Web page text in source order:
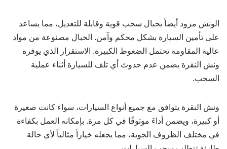
الونش مزود أيضاً بحبال سحب قوية وقابلة للتعديل، مما يساعد
على تأمين السيارة بشكل محكم وآمن. الحبال مصنوعة من مواد
عالية المقاومة تحتمل الضغوط الكبيرة. الاستقرار الذي يوفره
ونش النقرة يضمن عدم حدوث أي تلف للسيارة أثناء عملية
السحب.
ونش النقرة يتوافق مع جميع أنواع السيارات، سواء كانت صغيرة
أو كبيرة، ويضمن أداءَ موثوقًا في كل مرة. بإمكانه العمل بكفاءة
في مختلف الظروف الجوية، مما يجعله خياراً مثالياً لأي حالة